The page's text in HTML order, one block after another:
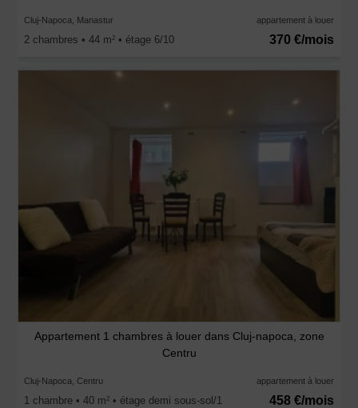
Cluj-Napoca, Manastur appartement à louer
2 chambres • 44 m2 • étage 6/10 370 €/mois
Appartement 1 chambres à louer dans Cluj-napoca, zone
Centru
Cluj-Napoca, Centru appartement à louer
1 chambre • 40 m2 • étage demi sous-sol/1 458 €/mois